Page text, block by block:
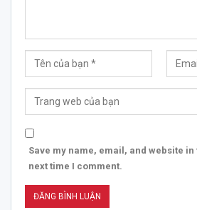
Save my name, email, and website
next time I comment.